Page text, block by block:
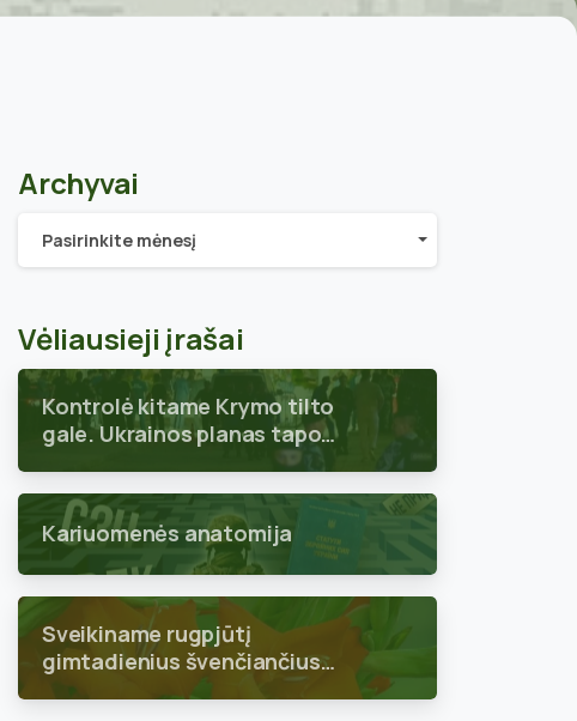
Archyvai
Archyvai
Pasirinkite mėnesį
Vėliausieji įrašai
Kontrolė kitame Krymo tilto
gale. Ukrainos planas tapo
Kariuomenės anatomija
Sveikiname rugpjūtį
gimtadienius švenčiančius
skyriaus narius